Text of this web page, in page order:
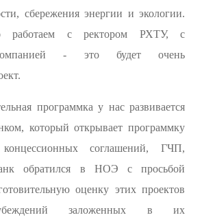
сбережения энергии и экологии.
работаем с ректором РХТУ, с
- это будет очень
программка у нас развивается
который открывает программку
концессионных соглашений, ГЧП,
обратился в НОЭ с просьбой
оценку этих проектов
заложенных в их